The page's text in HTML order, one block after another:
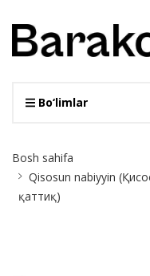
Bo‘limlar
Breadcrumb
Bosh sahifa
Qisosun nabiyyin
қаттиқ)